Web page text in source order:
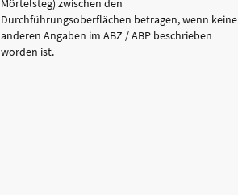
Mörtelsteg) zwischen den
Durchführungsoberflächen betragen, wenn keine
anderen Angaben im ABZ / ABP beschrieben
worden ist.